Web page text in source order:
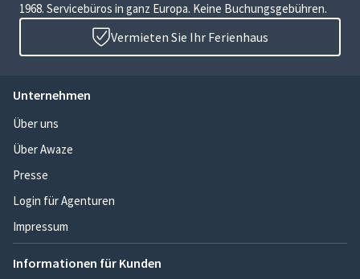
1968. Servicebüros in ganz Europa. Keine Buchungsgebühren.
Vermieten Sie Ihr Ferienhaus
Unternehmen
Über uns
Über Awaze
Presse
Login für Agenturen
Impressum
Informationen für Kunden